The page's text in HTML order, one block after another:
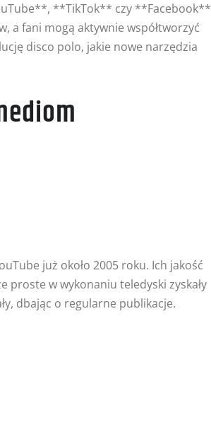
**TikTok** czy **Facebook**
a fani mogą aktywnie współtworzyć
disco polo, jakie nowe narzędzia
już około 2005 roku. Ich jakość
proste w wykonaniu teledyski zyskały
dbając o regularne publikacje.